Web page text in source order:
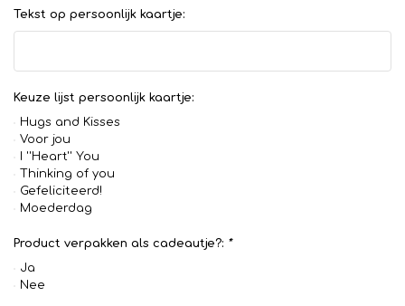
Tekst op persoonlijk kaartje:
Keuze lijst persoonlijk kaartje:
Hugs and Kisses
Voor jou
I ''Heart'' You
Thinking of you
Gefeliciteerd!
Moederdag
Product verpakken als cadeautje?: *
Ja
Nee